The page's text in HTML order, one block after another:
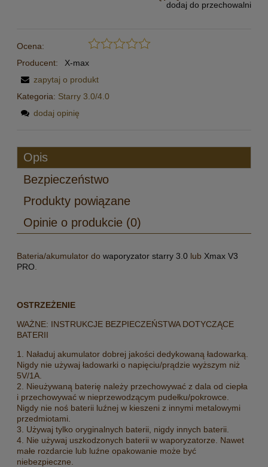
dodaj do przechowalni
Ocena:
Producent:
X-max
zapytaj o produkt
Kategoria: Starry 3.0/4.0
dodaj opinię
Opis
Bezpieczeństwo
Produkty powiązane
Opinie o produkcie (0)
Bateria/akumulator do waporyzator starry 3.0 lub Xmax V3
PRO
OSTRZEŻENIE
WAŻNE: INSTRUKCJE BEZPIECZEŃSTWA DOTYCZĄCE
BATERII
1. Naładuj akumulator dobrej jakości dedykowaną ładowarką.
Nigdy nie używaj ładowarki o napięciu/prądzie wyższym niż
5V/1A.
2. Nieużywaną baterię należy przechowywać z dala od ciepła
i przechowywać w nieprzewodzącym pudełku/pokrowce.
Nigdy nie noś baterii luźnej w kieszeni z innymi metalowymi
przedmiotami.
3. Używaj tylko oryginalnych baterii, nigdy innych baterii.
4. Nie używaj uszkodzonych baterii w waporyzatorze. Nawet
małe rozdarcie lub luźne opakowanie może być
niebezpieczne.